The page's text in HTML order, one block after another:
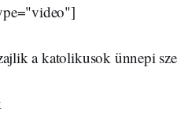
a katolikusok ünnepi